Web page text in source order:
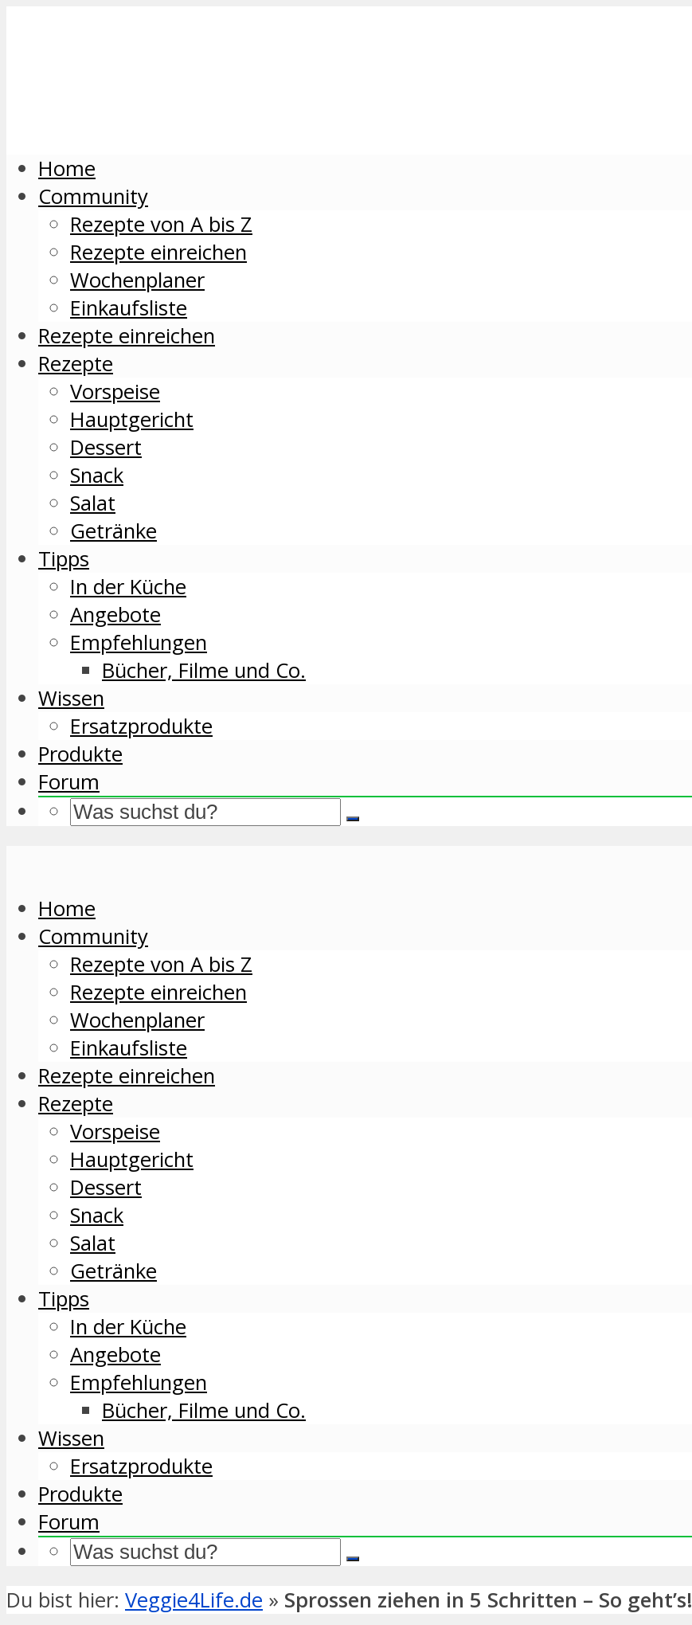
Home
Community
Rezepte von A bis Z
Rezepte einreichen
Wochenplaner
Einkaufsliste
Rezepte einreichen
Rezepte
Vorspeise
Hauptgericht
Dessert
Snack
Salat
Getränke
Tipps
In der Küche
Angebote
Empfehlungen
Bücher, Filme und Co.
Wissen
Ersatzprodukte
Produkte
Forum
Home
Community
Rezepte von A bis Z
Rezepte einreichen
Wochenplaner
Einkaufsliste
Rezepte einreichen
Rezepte
Vorspeise
Hauptgericht
Dessert
Snack
Salat
Getränke
Tipps
In der Küche
Angebote
Empfehlungen
Bücher, Filme und Co.
Wissen
Ersatzprodukte
Produkte
Forum
Du bist hier: Veggie4Life.de » Sprossen ziehen in 5 Schritten – So geht’s!